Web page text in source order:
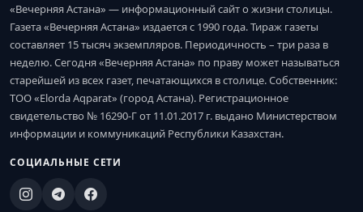
«Вечерняя Астана» — информационный сайт о жизни столицы.
Газета «Вечерняя Астана» издается с 1990 года. Тираж газеты
составляет 15 тысяч экземпляров. Периодичность – три раза в
неделю. Сегодня «Вечерняя Астана» по праву может называться
старейшей из всех газет, печатающихся в столице. Собственник:
ТОО «Elorda Aqparat» (город Астана). Регистрационное
свидетельство № 16290-Г от 11.01.2017 г. выдано Министерством
информации и коммуникаций Республики Казахстан.
СОЦИАЛЬНЫЕ СЕТИ